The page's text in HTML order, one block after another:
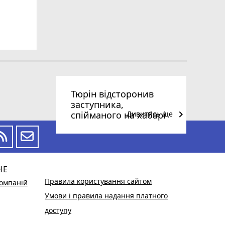
Тюрін відсторонив
заступника,
спійманого на хабарі
Дивитись ще keyboard_arrow_right
Правила користування сайтом
Умови і правила надання платного
доступу